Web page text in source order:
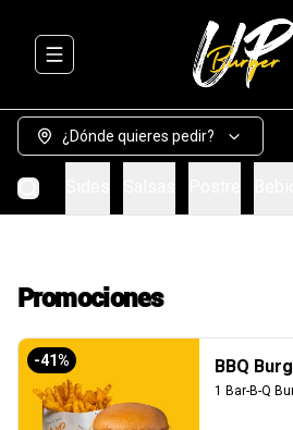
Abrir menu de navegación
¿Dónde quieres pedir?
Promociones
-41% BBQ
1 Bar-B-Q